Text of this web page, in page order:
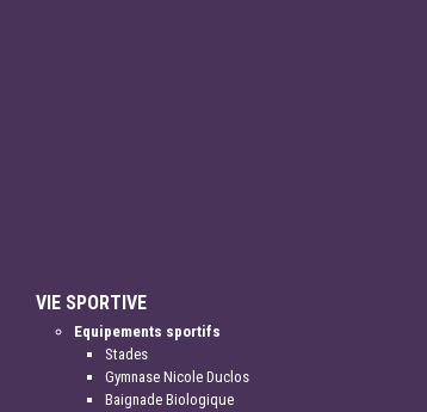
VIE SPORTIVE
Equipements sportifs
Stades
Gymnase Nicole Duclos
Baignade Biologique